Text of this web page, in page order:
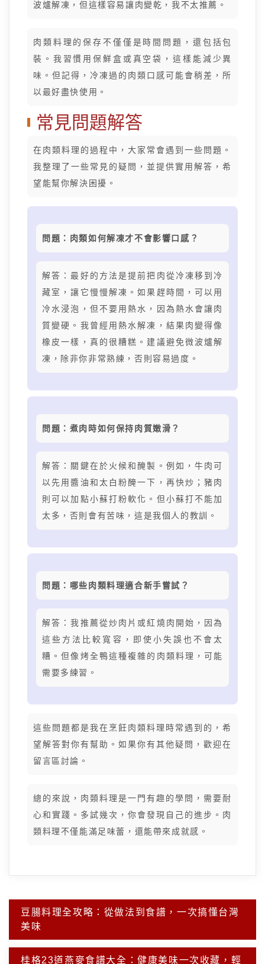
波爐解凍，但這樣容易讓肉變乾，我不太推薦。
肉類料理的保存不僅僅是時間問題，還包括包
裝。我習慣用保鮮盒或真空袋，這樣能減少異
味。但記得，冷凍過的肉類口感可能會稍差，所
以最好盡快使用。
常見問題解答
在肉類料理的過程中，大家常會遇到一些問題。
我整理了一些常見的疑問，並提供實用解答，希
望能幫你解決困擾。
問題：肉類如何解凍才不會影響口感？
解答：最好的方法是提前把肉從冷凍移到冷
藏室，讓它慢慢解凍。如果趕時間，可以用
冷水浸泡，但不要用熱水，因為熱水會讓肉
質變硬。我曾經用熱水解凍，結果肉變得像
橡皮一樣，真的很糟糕。建議避免微波爐解
凍，除非你非常熟練，否則容易過度。
問題：煮肉時如何保持肉質嫩滑？
解答：關鍵在於火候和醃製。例如，牛肉可
以先用醬油和太白粉醃一下，再快炒；豬肉
則可以加點小蘇打粉軟化。但小蘇打不能加
太多，否則會有苦味，這是我個人的教訓。
問題：哪些肉類料理適合新手嘗試？
解答：我推薦從炒肉片或紅燒肉開始，因為
這些方法比較寬容，即使小失誤也不會太
糟。但像烤全鴨這種複雜的肉類料理，可能
需要多練習。
這些問題都是我在烹飪肉類料理時常遇到的，希
望解答對你有幫助。如果你有其他疑問，歡迎在
留言區討論。
總的來說，肉類料理是一門有趣的學問，需要耐
心和實踐。多試幾次，你會發現自己的進步。肉
類料理不僅能滿足味蕾，還能帶來成就感。
文
章
導
覽
豆腸料理全攻略：從做法到食譜，一次搞懂台灣
美味
桂格23道燕麥食譜大全：健康美味一次收藏，輕